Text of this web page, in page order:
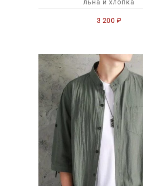
льна и хлопка
3 200 ₽